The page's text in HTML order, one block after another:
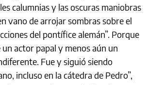
calumnias y las oscuras maniobras
vano de arrojar sombras sobre el
del pontífice alemán”. Porque
actor papal y menos aún un
Fue y siguió siendo
incluso en la cátedra de Pedro”,